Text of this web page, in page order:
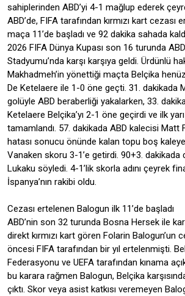
sahiplerinden ABD’yi 4-1 mağlup ederek
ABD’de, FIFA tarafından kırmızı kart
maça 11’de başladı ve 92 dakika sahada
2026 FIFA Dünya Kupası son 16 turunda
Stadyumu’nda karşı karşıya geldi. Ürdünlü
Makhadmeh’in yönettiği maçta Belçika
De Ketelaere ile 1-0 öne geçti. 31. dakikada
golüyle ABD beraberliği yakalarken, 33.
Ketelaere Belçika’yı 2-1 öne geçirdi ve ilk
tamamlandı. 57. dakikada ABD kalecisi Matt
hatası sonucu önünde kalan topu boş
Vanaken skoru 3-1’e getirdi. 90+3.
Lukaku söyledi. 4-1’lik skorla adını çeyrek
İspanya’nın rakibi oldu.
Cezası ertelenen Balogun ilk 11’de başladı
ABD’nin son 32 turunda Bosna Hersek ile
direkt kırmızı kart gören Folarin Balogun’un
öncesi FIFA tarafından bir yıl ertelenmişti.
Federasyonu ve UEFA tarafından kınama
bu karara rağmen Balogun, Belçika
çıktı. Skor veya asist katkısı veremeyen